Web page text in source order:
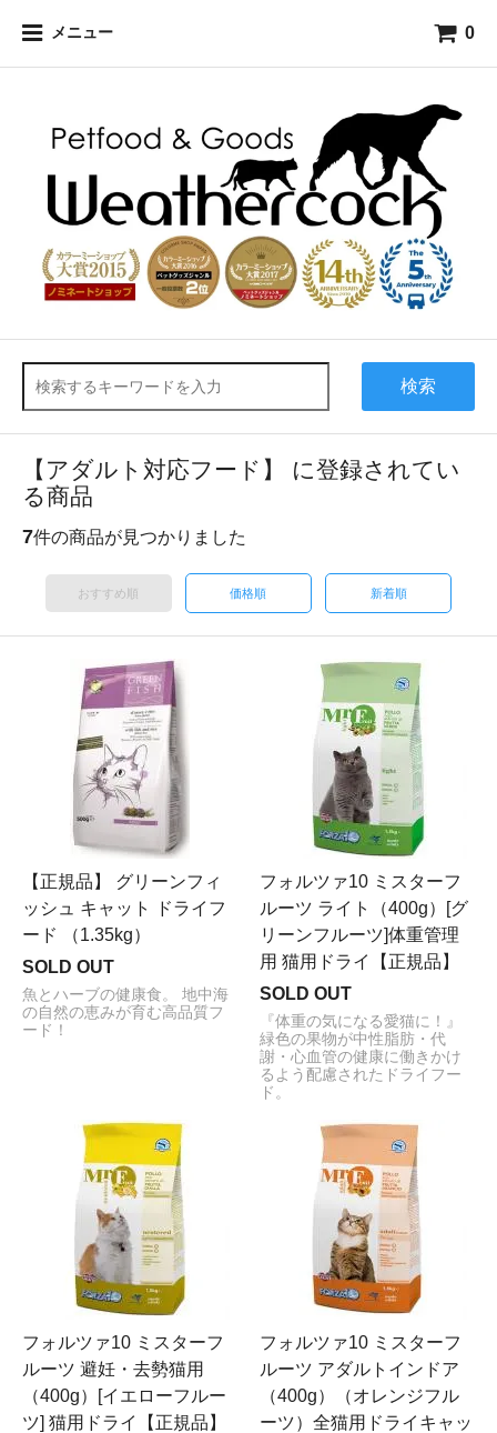
メニュー 0
検索
【アダルト対応フード】 に登録されてい
る商品
7件の商品が見つかりました
おすすめ順 価格順 新着順
【正規品】 グリーンフィ
ッシュ キャット ドライフ
ード （1.35kg）
SOLD OUT
魚とハーブの健康食。 地中海
の自然の恵みが育む高品質フ
ード！
フォルツァ10 ミスターフ
ルーツ ライト（400g）[グ
リーンフルーツ]体重管理
用 猫用ドライ【正規品】
SOLD OUT
『体重の気になる愛猫に！』
緑色の果物が中性脂肪・代
謝・心血管の健康に働きかけ
るよう配慮されたドライフー
ド。
フォルツァ10 ミスターフ
ルーツ 避妊・去勢猫用
（400g）[イエローフルー
ツ] 猫用ドライ【正規品】
フォルツァ10 ミスターフ
ルーツ アダルトインドア
（400g）（オレンジフル
ーツ）全猫用ドライキャッ